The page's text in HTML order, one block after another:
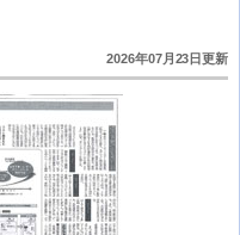
2026年07月23日更新